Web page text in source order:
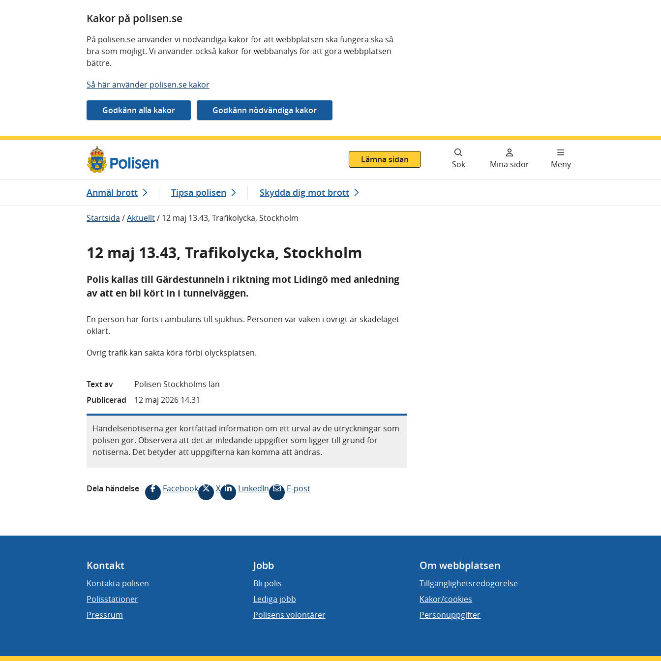
Kakor på polisen.se
På polisen.se använder vi nödvändiga kakor för att webbplatsen ska fungera ska så
bra som möjligt. Vi använder också kakor för webbanalys för att göra webbplatsen
bättre.
Så här använder polisen.se kakor
Lämna sidan
Sök Mina sidor Meny
Anmäl brott Tipsa polisen Skydda dig mot brott
Startsida /Aktuellt/ 12 maj 13.43, Trafikolycka, Stockholm
12 maj 13.43, Trafikolycka, Stockholm
Polis kallas till Gärdestunneln i riktning mot Lidingö med anledning
av att en bil kört in i tunnelväggen.
En person har förts i ambulans till sjukhus. Personen var vaken i övrigt är skadeläget
oklart.
Övrig trafik kan sakta köra förbi olycksplatsen.
Text av
Polisen Stockholms län
Publicerad
12 maj 2026 14.31
Händelsenotiserna ger kortfattad information om ett urval av de utryckningar som
polisen gör. Observera att det är inledande uppgifter som ligger till grund för
notiserna. Det betyder att uppgifterna kan komma att ändras.
Dela händelse Facebook X LinkedIn E-post
Kontakt
Kontakta polisen
Polisstationer
Pressrum
Jobb
Bli polis
Lediga jobb
Polisens volontärer
Om webbplatsen
Tillgänglighetsredogörelse
Kakor/cookies
Personuppgifter